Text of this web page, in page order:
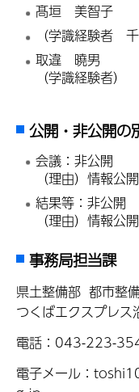
髙垣 美智子
（学識経験者 千
取違 曉男
（学識経験者）
公開・非公開の
会議：非公開
（理由）情報公
結果等：非公開
（理由）情報公
事務局担当課
県土整備部 都市整
つくばエクスプレス
電話：043-223-
電子メール：